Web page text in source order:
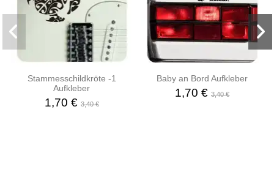
Stammesschildkröte -1
Aufkleber
1,70 € 3,40 €
Baby an Bord Aufkleber
1,70 €3,40 €